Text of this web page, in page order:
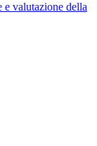
e valutazione della